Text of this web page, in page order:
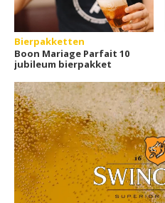
Bierpakketten
Boon Mariage Parfait 10
jubileum bierpakket